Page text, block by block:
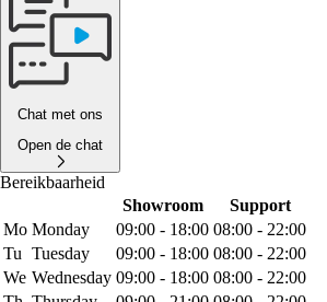
Chat met ons
Open de chat
Bereikbaarheid
Showroom
Support
Mo Monday 09:00 - 18:00 08:00 - 22:00
Tu Tuesday 09:00 - 18:00 08:00 - 22:00
We Wednesday 09:00 - 18:00 08:00 - 22:00